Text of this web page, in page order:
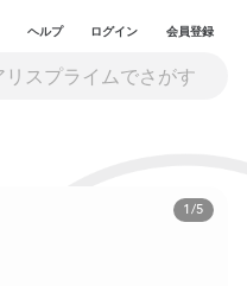
ヘルプ ログイン 会員登録
1/5